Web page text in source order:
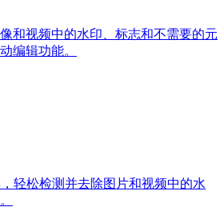
和视频中的水印、标志和不需要的元
编辑功能。
轻松检测并去除图片和视频中的水